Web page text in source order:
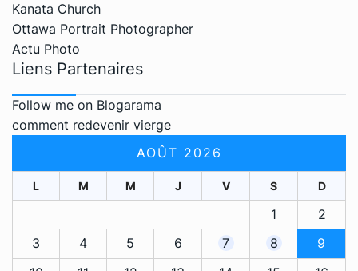
Kanata Church
Ottawa Portrait Photographer
Actu Photo
Liens Partenaires
Follow me on Blogarama
comment redevenir vierge
AOÛT 2026
L M M J V S D
1
2
3
4 5 6 7 8
9